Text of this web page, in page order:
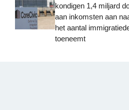
kondigen 1,4 miljard
aan inkomsten aan
het aantal
toeneemt